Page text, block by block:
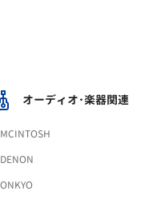
オーディオ･楽器関連
MCINTOSH
DENON
ONKYO